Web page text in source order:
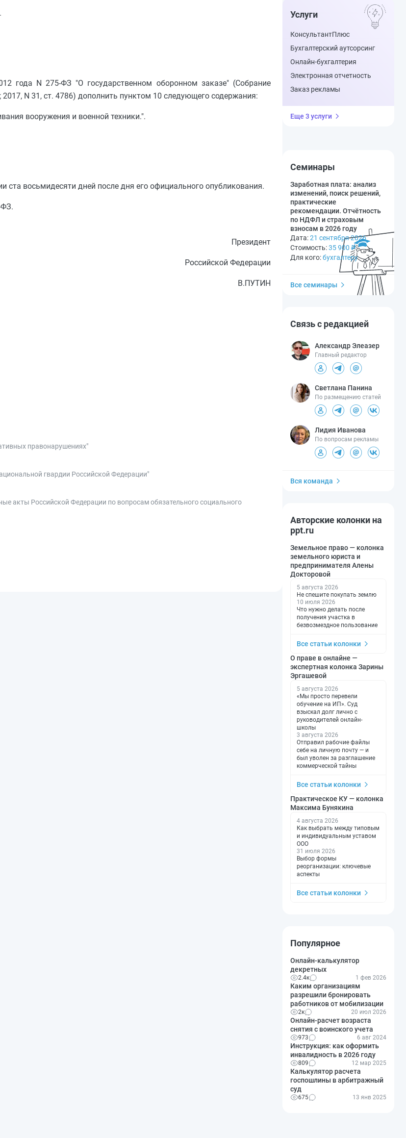
года N 275-ФЗ "О государственном оборонном заказе" (Собрание
N 31, ст. 4786) дополнить пунктом 10 следующего содержания:
вооружения и военной техники.".
ста восьмидесяти дней после дня его официального опубликования.
ФЗ.
Президент
Российской Федерации
В.ПУТИН
правонарушениях"
гвардии Российской Федерации"
акты Российской Федерации по вопросам обязательного социального
Услуги
КонсультантПлюс
Бухгалтерский аутсорсинг
Онлайн-бухгалтерия
Электронная отчетность
Заказ рекламы
Еще 3 услуги
Семинары
Заработная плата: анализ
изменений, поиск решений,
практические
рекомендации. Отчётность
по НДФЛ и страховым
взносам в 2026 году
Дата:21 сентября 2026
Стоимость:35 900 ₽
Для кого:бухгалтеру
Все семинары
Связь с редакцией
Александр Элеазер
Главный редактор
Светлана Панина
По размещению статей
Лидия Иванова
По вопросам рекламы
Вся команда
Авторские колонки на
ppt.ru
Земельное право — колонка
земельного юриста и
предпринимателя Алены
Докторовой
5 августа 2026
Не спешите покупать землю
10 июля 2026
Что нужно делать после
получения участка в
безвозмездное пользование
Все статьи колонки
О праве в онлайне —
экспертная колонка Зарины
Эргашевой
5 августа 2026
«Мы просто перевели
обучение на ИП». Суд
взыскал долг лично с
руководителей онлайн-
школы
3 августа 2026
Отправил рабочие файлы
себе на личную почту — и
был уволен за разглашение
коммерческой тайны
Все статьи колонки
Практическое КУ — колонка
Максима Бунякина
4 августа 2026
Как выбрать между типовым
и индивидуальным уставом
ООО
31 июля 2026
Выбор формы
реорганизации: ключевые
аспекты
Все статьи колонки
Популярное
Онлайн-калькулятор
декретных
2.4к 1 фев 2026
Каким организациям
разрешили бронировать
работников от мобилизации
2к 20 июл 2026
Онлайн-расчет возраста
снятия с воинского учета
973 6 авг 2024
Инструкция: как оформить
инвалидность в 2026 году
809 12 мар 2025
Калькулятор расчета
госпошлины в арбитражный
суд
675 13 янв 2025